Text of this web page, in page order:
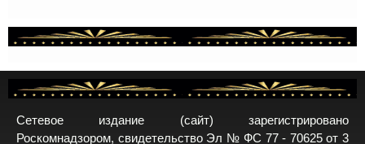
Сетевое издание (сайт) зарегистрировано
Роскомнадзором, свидетельство Эл № ФС 77 - 70625 от 3